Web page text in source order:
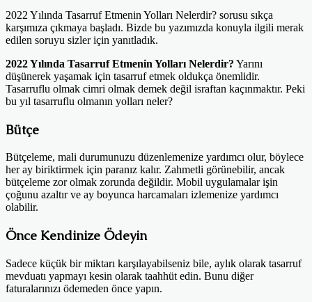
2022 Yılında Tasarruf Etmenin Yolları Nelerdir? sorusu sıkça
karşımıza çıkmaya başladı. Bizde bu yazımızda konuyla ilgili merak
edilen soruyu sizler için yanıtladık.
2022 Yılında Tasarruf Etmenin Yolları Nelerdir? Yarını
düşünerek yaşamak için tasarruf etmek oldukça önemlidir.
Tasarruflu olmak cimri olmak demek değil israftan kaçınmaktır. Peki
bu yıl tasarruflu olmanın yolları neler?
Bütçe
Bütçeleme, mali durumunuzu düzenlemenize yardımcı olur, böylece
her ay biriktirmek için paranız kalır. Zahmetli görünebilir, ancak
bütçeleme zor olmak zorunda değildir. Mobil uygulamalar işin
çoğunu azaltır ve ay boyunca harcamaları izlemenize yardımcı
olabilir.
Önce Kendinize Ödeyin
Sadece küçük bir miktarı karşılayabilseniz bile, aylık olarak tasarruf
mevduatı yapmayı kesin olarak taahhüt edin. Bunu diğer
faturalarınızı ödemeden önce yapın.